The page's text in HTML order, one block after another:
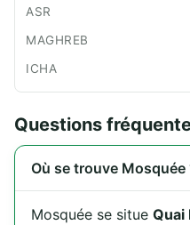
Questions
Où se trouve Mosquée
Mosquée se situe Quai